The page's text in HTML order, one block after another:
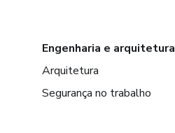
Engenharia e arquitetura
Arquitetura
Segurança no trabalho